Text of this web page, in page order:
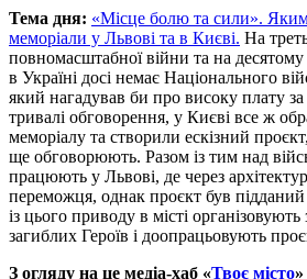
Тема дня: «Місце болю та сили».
меморіали у Львові та в Києві. На
повномасштабної війни та на десятому
в Україні досі немає Національного
який нагадував би про високу плату
тривалі обговорення, у Києві все ж
меморіалу та створили ескізний
ще обговорюють. Разом із тим над
працюють у Львові, де через
переможця, однак проєкт був
із цього приводу в місті організовують
загиблих Героїв і доопрацьовують
З огляду на це медіа-хаб «Твоє місто»